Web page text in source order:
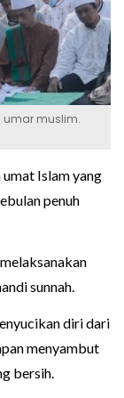
umar muslim.
Islam yang
penuh
sunnah.
diri dari
menyambut
bersih.